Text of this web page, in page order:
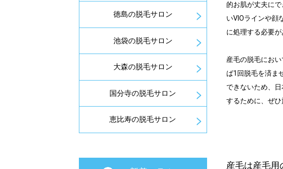
的お肌が丈夫に
いVIOラインや顔
に処理する必要が
産毛の脱毛にお
ば1回脱毛を済ま
できないため、
するために、ぜひ
産毛は産毛用
徳島の脱毛サロン
池袋の脱毛サロン
大森の脱毛サロン
国分寺の脱毛サロン
恵比寿の脱毛サロン